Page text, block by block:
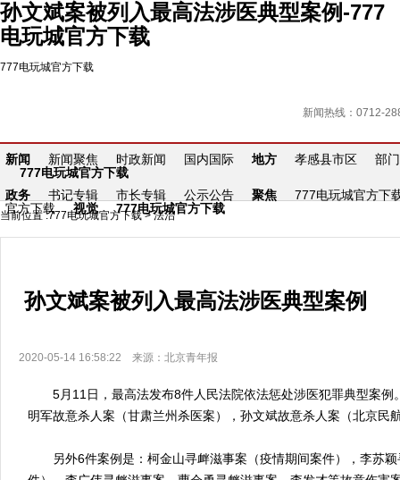
孙文斌案被列入最高法涉医典型案例-777
电玩城官方下载
777电玩城官方下载
新闻热线：0712-
新闻 新闻聚焦 时政新闻 国内国际 地方 孝感县市区
部门
777电玩城官方下载
政务
书记专辑 市长专辑 公示公告 聚焦
777电玩城官方下
官方下载
视觉 777电玩城官方下载
当前位置 :777电玩城官方下载>法治
孙文斌案被列入最高法涉医典型案例
2020-05-14 16:58:22 来源：北京青年报
5月11日，最高法发布8件人民法院依法惩处涉医犯罪典型案例
明军故意杀人案（甘肃兰州杀医案），孙文斌故意杀人案（北京民
另外6件案例是：柯金山寻衅滋事案（疫情期间案件），李苏颖